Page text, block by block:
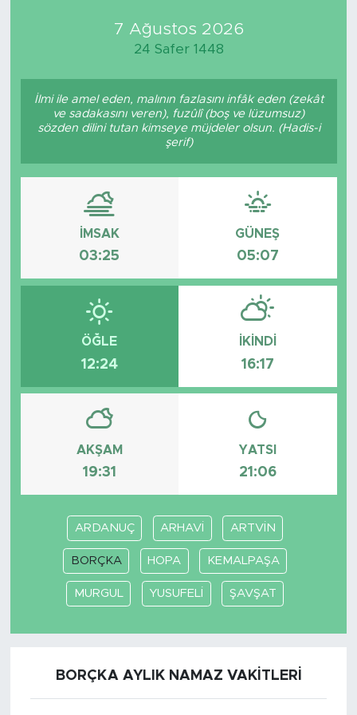
7 Ağustos 2026
24 Safer 1448
İlmi ile amel eden, malının fazlasını infâk eden (zekât
ve sadakasını veren), fuzûlî (boş ve lüzumsuz)
sözden dilini tutan kimseye müjdeler olsun. (Hadis-i
şerif)
İMSAK
03:25
GÜNEŞ
05:07
ÖĞLE
12:24
İKINDI
16:17
AKŞAM
19:31
YATSI
21:06
ARDANUÇ ARHAVİ ARTVİN
BORÇKA HOPA KEMALPAŞA
MURGUL YUSUFELİ ŞAVŞAT
BORÇKA AYLIK NAMAZ VAKITLERI
Siyaset
GURBETTEN SILAYA
Foto Galeri
Manşet